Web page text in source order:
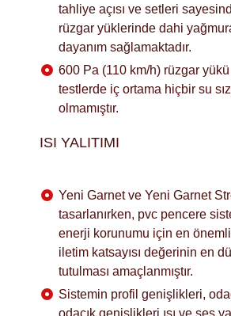
tahliye açısı ve setleri
rüzgar yüklerinde dahi
dayanım sağlamaktadır.
600 Pa (110 km/h) rüzgar yükü
testlerde iç ortama hiçbir su
olmamıştır.
ISI YALITIMI
Yeni Garnet ve Yeni Garnet
tasarlanırken, pvc pencere
enerji korunumu için en önemli
iletim katsayısı değerinin en
tutulması amaçlanmıştır.
Sistemin profil genişlikleri,
odacık genişlikleri ısı ve ses